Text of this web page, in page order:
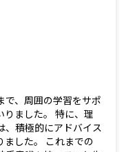
で、周囲の学習をサポ
りました。 特に、理
、積極的にアドバイス
ました。 これまでの